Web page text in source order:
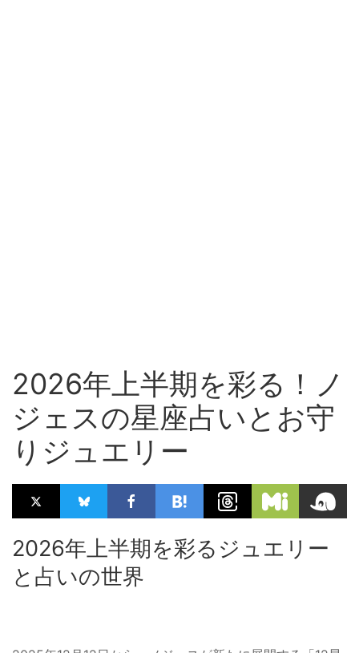
2026年上半期を彩る！ノ
ジェスの星座占いとお守
りジュエリー
2026年上半期を彩るジュエリー
と占いの世界